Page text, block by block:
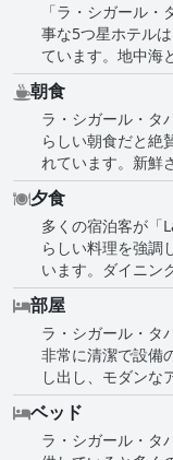
「ラ・シガール
事な5つ星ホテル
ています。地中海
れた交差点を作り出していると、ゲストは
を眺めることがで
がら、平和と静け
トが強調しています。 ホテルの周辺環境は、平和でリラックスした雰囲気と魅力的な風景が魅力であると常に強調さ
アや手つかずのビ
家を提供していま
朝食
ラ・シガール・タ
らしい朝食だと絶
れています。新鮮さや、朝食
類が豊富であるも
コメントもありま
食の質が時間の経過とともに低下して
的な感情はポジテ
があり質の高いセ
夕食
多くの宿泊客が「
らしい料理を強調
います。ダイニン
いる、または一流であると称されます。 特に注目されているの
材を使用した、多
の訪問と比較して
料理とサービスが
サービスが常にホ
な雰囲気で注目され
は、宿泊客はディ
普通の油を使用し
部屋
ラ・シガール・タ
非常に清潔で設備
し出し、モダンなアメニティと
ンがなかったり、
ため、一部の客室
した。それにもかかわら
ベッド
ラ・シガール・タ